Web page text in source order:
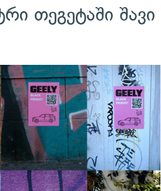
თეგეტაში შავი